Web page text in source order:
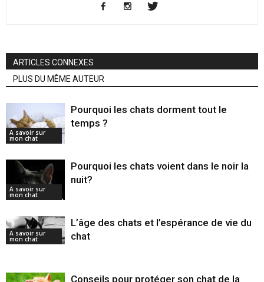
ARTICLES CONNEXES
PLUS DU MÊME AUTEUR
A savoir sur
mon chat
Pourquoi les chats dorment tout le
temps ?
A savoir sur
mon chat
Pourquoi les chats voient dans le noir la
nuit?
A savoir sur
mon chat
L’âge des chats et l’espérance de vie du
chat
Conseils pour protéger son chat de la